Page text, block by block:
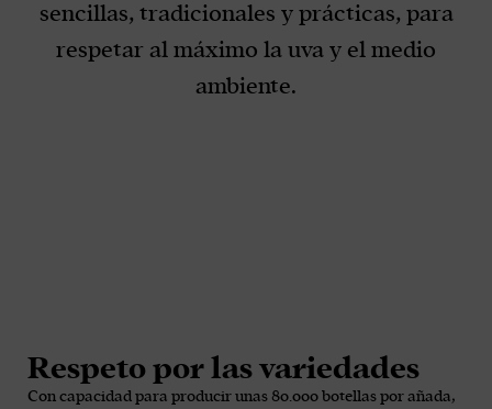
sencillas, tradicionales y prácticas, para
respetar al máximo la uva y el medio
ambiente.
Respeto por las variedades
Con capacidad para producir unas 80.000 botellas por añada,